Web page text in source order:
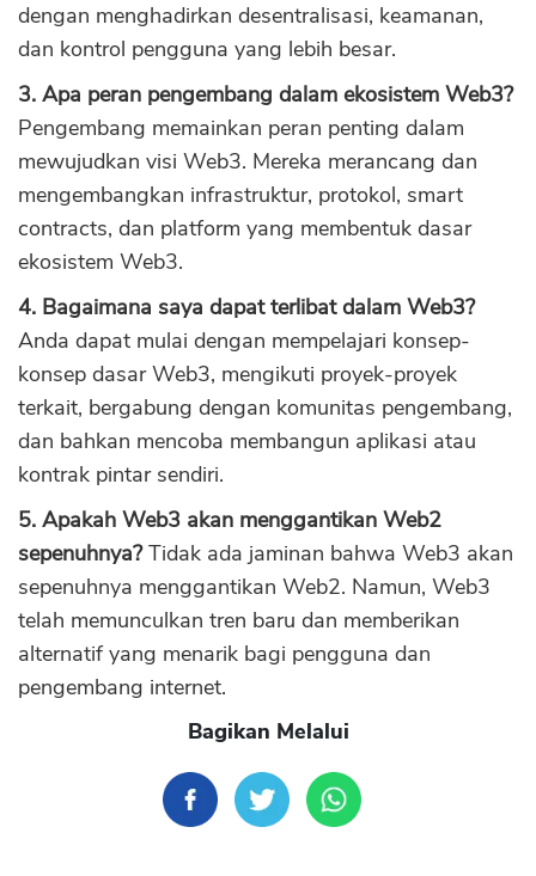
dengan menghadirkan desentralisasi, keamanan,
dan kontrol pengguna yang lebih besar.
3. Apa peran pengembang dalam ekosistem Web3?
Pengembang memainkan peran penting dalam
mewujudkan visi Web3. Mereka merancang dan
mengembangkan infrastruktur, protokol, smart
contracts, dan platform yang membentuk dasar
ekosistem Web3.
4. Bagaimana saya dapat terlibat dalam Web3?
Anda dapat mulai dengan mempelajari konsep-
konsep dasar Web3, mengikuti proyek-proyek
terkait, bergabung dengan komunitas pengembang,
dan bahkan mencoba membangun aplikasi atau
kontrak pintar sendiri.
5. Apakah Web3 akan menggantikan Web2
sepenuhnya?Tidak ada jaminan bahwa Web3 akan
sepenuhnya menggantikan Web2. Namun, Web3
telah memunculkan tren baru dan memberikan
alternatif yang menarik bagi pengguna dan
pengembang internet.
Bagikan Melalui